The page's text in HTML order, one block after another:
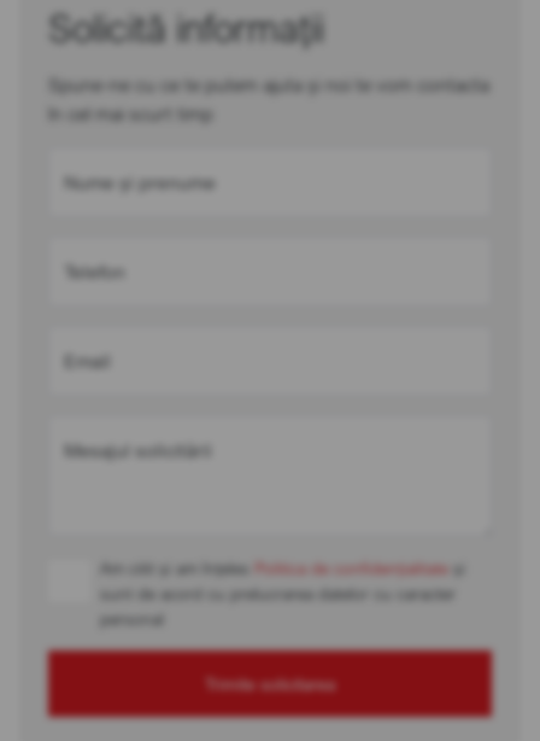
Solicită informații
Spune-ne cu ce te putem ajuta și noi te vom contacta
în cel mai scurt timp
Nume și prenume
Telefon
Email
Mesajul solicitării
Am citit și am înțeles Politica de confidențialitate
sunt de acord cu prelucrarea datelor cu caracter
personal
Trimite solicitarea